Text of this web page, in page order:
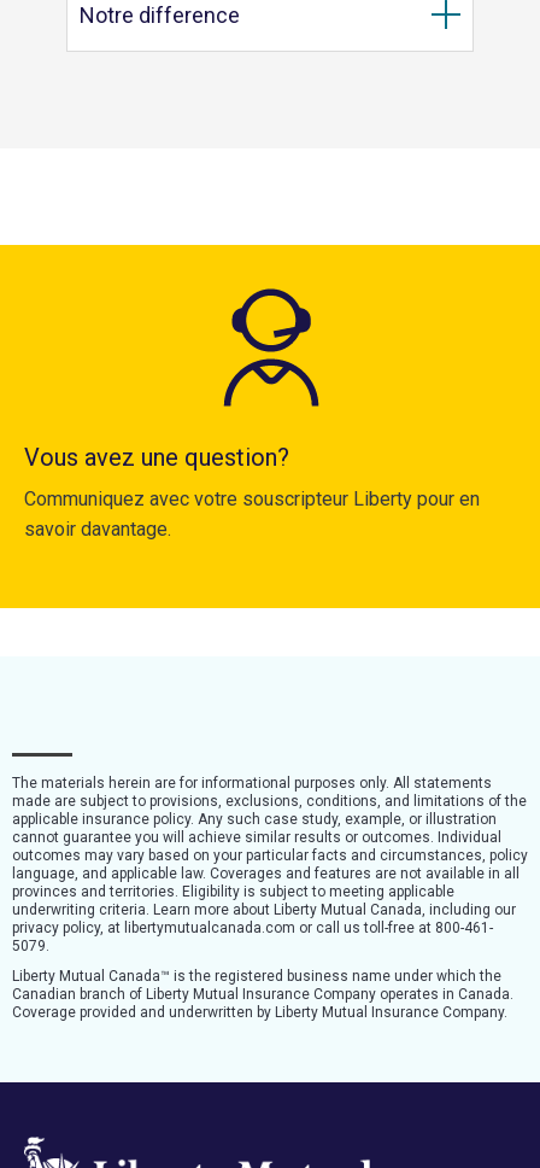
Notre difference
Vous avez une question?
Communiquez avec votre souscripteur Liberty pour en
savoir davantage.
The materials herein are for informational purposes only. All statements
made are subject to provisions, exclusions, conditions, and limitations of the
applicable insurance policy. Any such case study, example, or illustration
cannot guarantee you will achieve similar results or outcomes. Individual
outcomes may vary based on your particular facts and circumstances, policy
language, and applicable law. Coverages and features are not available in all
provinces and territories. Eligibility is subject to meeting applicable
underwriting criteria. Learn more about Liberty Mutual Canada, including our
privacy policy, at libertymutualcanada.com or call us toll-free at 800-461-
5079.
Liberty Mutual Canada™ is the registered business name under which the
Canadian branch of Liberty Mutual Insurance Company operates in Canada.
Coverage provided and underwritten by Liberty Mutual Insurance Company.